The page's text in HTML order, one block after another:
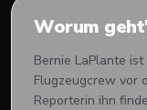
Worum
Bernie LaPlante
Flugzeugcrew vor
Reporterin ihn